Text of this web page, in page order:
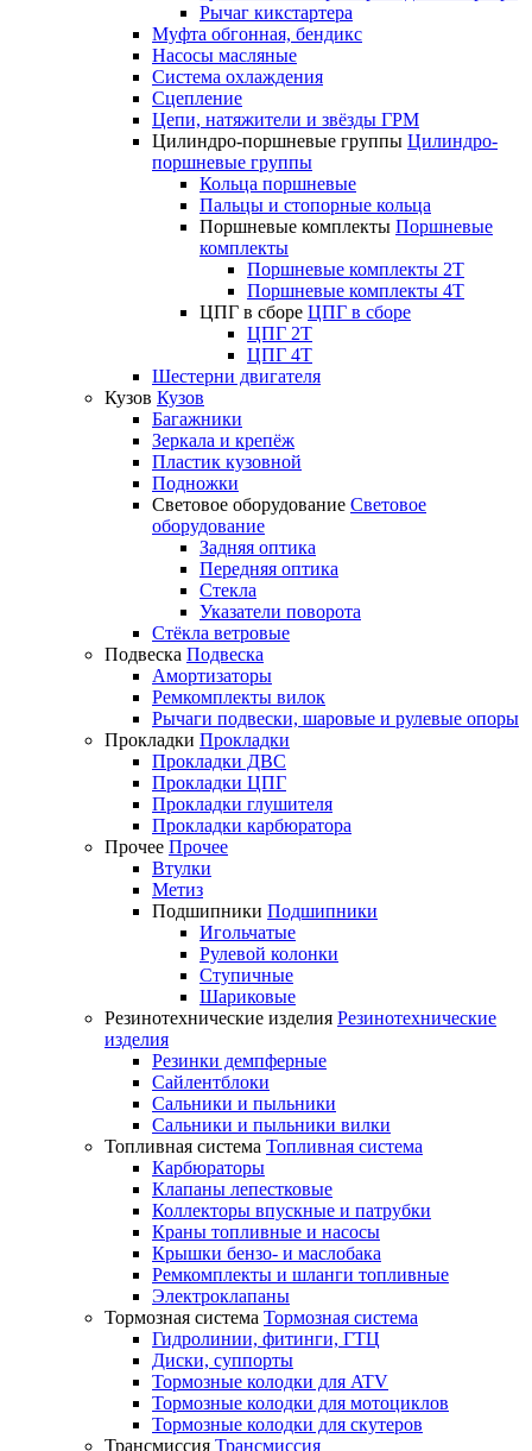
Рычаг кикстартера
Муфта обгонная, бендикс
Насосы масляные
Система охлаждения
Сцепление
Цепи, натяжители и звёзды ГРМ
Цилиндро-поршневые группы Цилиндро-
поршневые группы
Кольца поршневые
Пальцы и стопорные кольца
Поршневые комплекты Поршневые
комплекты
Поршневые комплекты 2T
Поршневые комплекты 4T
ЦПГ в сборе ЦПГ в сборе
ЦПГ 2T
ЦПГ 4T
Шестерни двигателя
Кузов Кузов
Багажники
Зеркала и крепёж
Пластик кузовной
Подножки
Световое оборудование Световое
оборудование
Задняя оптика
Передняя оптика
Стекла
Указатели поворота
Стёкла ветровые
Подвеска Подвеска
Амортизаторы
Ремкомплекты вилок
Рычаги подвески, шаровые и рулевые опоры
Прокладки Прокладки
Прокладки ДВС
Прокладки ЦПГ
Прокладки глушителя
Прокладки карбюратора
Прочее Прочее
Втулки
Метиз
Подшипники Подшипники
Игольчатые
Рулевой колонки
Ступичные
Шариковые
Резинотехнические изделия Резинотехнические
изделия
Резинки демпферные
Сайлентблоки
Сальники и пыльники
Сальники и пыльники вилки
Топливная система Топливная система
Карбюраторы
Клапаны лепестковые
Коллекторы впускные и патрубки
Краны топливные и насосы
Крышки бензо- и маслобака
Ремкомплекты и шланги топливные
Электроклапаны
Тормозная система Тормозная система
Гидролинии, фитинги, ГТЦ
Диски, суппорты
Тормозные колодки для ATV
Тормозные колодки для мотоциклов
Тормозные колодки для скутеров
Трансмиссия Трансмиссия